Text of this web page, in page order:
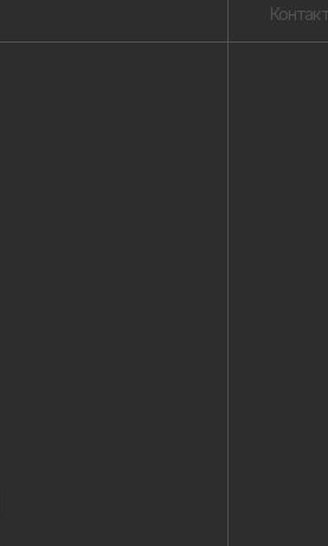
Сердобольская 65